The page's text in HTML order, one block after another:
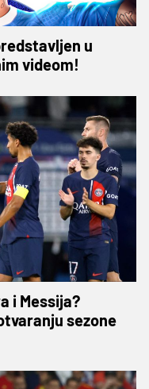
u
videom!
i Messija?
sezone